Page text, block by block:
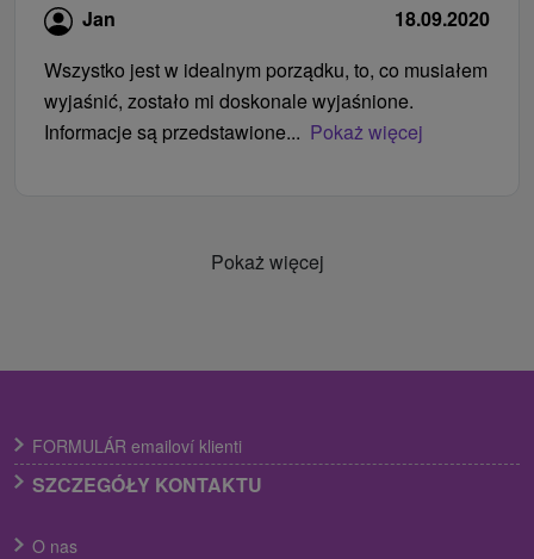
Jan
18.09.2020
Wszystko jest w idealnym porządku, to, co musiałem
wyjaśnić, zostało mi doskonale wyjaśnione.
Informacje są przedstawione... Pokaż więcej
Pokaż więcej
FORMULÁR emailoví klienti
SZCZEGÓŁY KONTAKTU
O nas